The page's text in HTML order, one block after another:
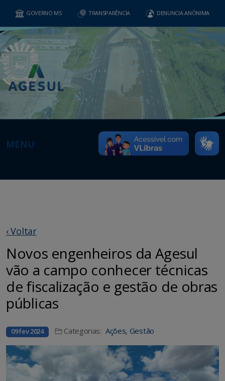
GOVERNO MS TRANSPARÊNCIA DENUNCIA ANÔNIMA
MENU
‹ Voltar
Novos engenheiros da Agesul
vão a campo conhecer técnicas
de fiscalização e gestão de obras
públicas
09 fev 2024 Categorias: Ações, Gestão